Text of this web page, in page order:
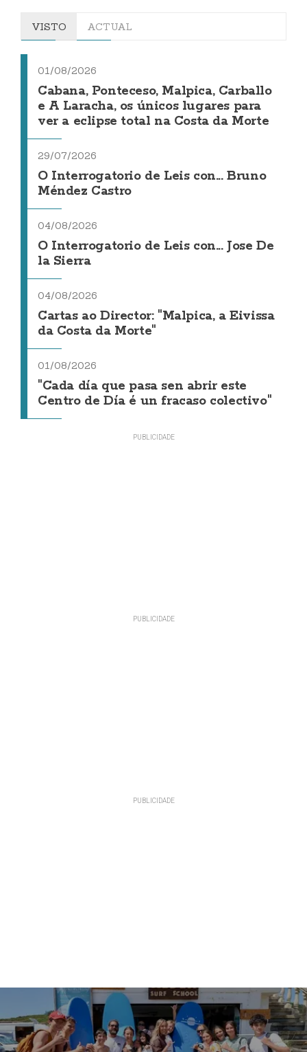
VISTO ACTUAL
01/08/2026
Cabana, Ponteceso, Malpica, Carballo
e A Laracha, os únicos lugares para
ver a eclipse total na Costa da Morte
29/07/2026
O Interrogatorio de Leis con... Bruno
Méndez Castro
04/08/2026
O Interrogatorio de Leis con... Jose De
la Sierra
04/08/2026
Cartas ao Director: "Malpica, a Eivissa
da Costa da Morte"
01/08/2026
"Cada día que pasa sen abrir este
Centro de Día é un fracaso colectivo"